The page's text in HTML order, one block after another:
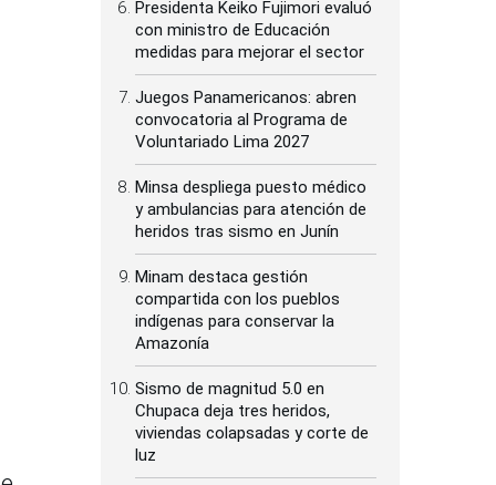
Presidenta Keiko Fujimori evaluó
con ministro de Educación
medidas para mejorar el sector
Juegos Panamericanos: abren
convocatoria al Programa de
Voluntariado Lima 2027
Minsa despliega puesto médico
y ambulancias para atención de
heridos tras sismo en Junín
Minam destaca gestión
compartida con los pueblos
indígenas para conservar la
Amazonía
Sismo de magnitud 5.0 en
Chupaca deja tres heridos,
viviendas colapsadas y corte de
luz